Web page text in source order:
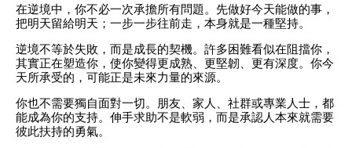
在逆境中，你不必一次承擔所有問題。先做好今天能做的事，
把明天留給明天；一步一步往前走，本身就是一種堅持。
逆境不等於失敗，而是成長的契機。許多困難看似在阻擋你，
其實正在塑造你，使你變得更成熟、更堅韌、更有深度。你今
天所承受的，可能正是未來力量的來源。
你也不需要獨自面對一切。朋友、家人、社群或專業人士，都
能成為你的支持。伸手求助不是軟弱，而是承認人本來就需要
彼此扶持的勇氣。